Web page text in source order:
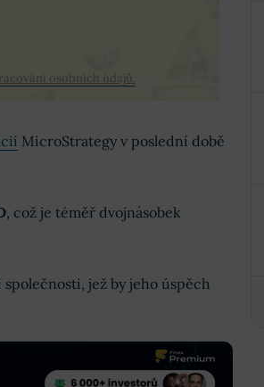
osobních údajů.
MicroStrategy v poslední době
, což je téměř dvojnásobek
jež by jeho úspěch